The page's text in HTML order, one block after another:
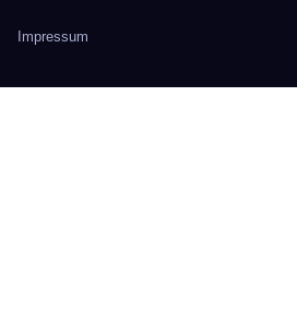
Impressum